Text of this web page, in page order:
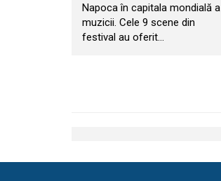
Napoca în capitala mondială a
muzicii. Cele 9 scene din
festival au oferit…